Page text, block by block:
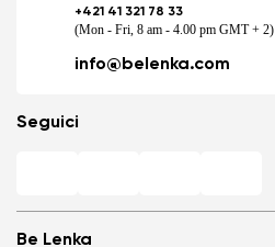
Be Lenka
+421 41 321 78 33
(Mon - Fri, 8 am - 4.00 pm GMT + 2)
info@belenka.com
Seguici